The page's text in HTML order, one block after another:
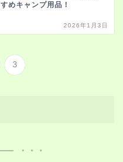
すめキャンプ用品！
2026年1月3日
3